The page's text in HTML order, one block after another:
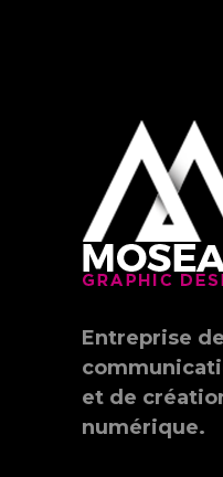
Entreprise de
et de
numérique.